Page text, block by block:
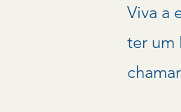
Viva a
ter um